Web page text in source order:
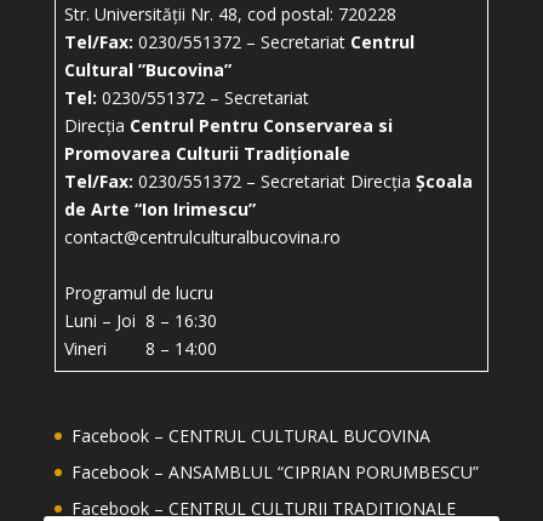
Str. Universității Nr. 48, cod postal: 720228
Tel/Fax: 0230/551372 – Secretariat Centrul
Cultural ”Bucovina”
Tel: 0230/551372 – Secretariat
Direcția Centrul Pentru Conservarea si
Promovarea Culturii Tradiționale
Tel/Fax: 0230/551372 – Secretariat Direcția Școala
de Arte “Ion Irimescu”
contact@centrulculturalbucovina.ro
Programul de lucru
Luni – Joi 8 – 16:30
Vineri 8 – 14:00
Facebook – CENTRUL CULTURAL BUCOVINA
Facebook – ANSAMBLUL “CIPRIAN PORUMBESCU”
Facebook – CENTRUL CULTURII TRADITIONALE